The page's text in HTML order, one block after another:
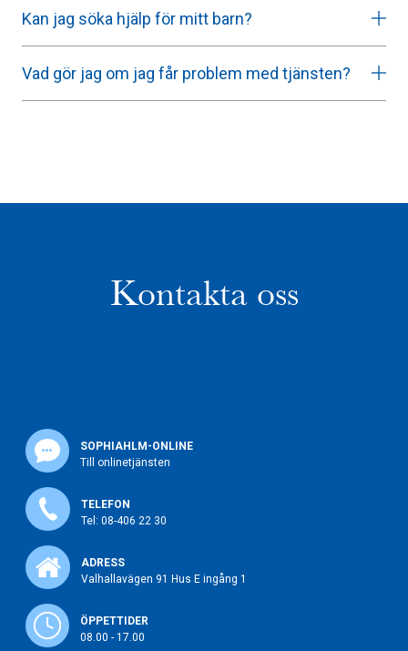
Kan jag söka hjälp för mitt barn?
Vad gör jag om jag får problem med tjänsten?
Kontakta oss
SOPHIAHLM-ONLINE
Till onlinetjänsten
TELEFON
Tel: 08-406 22 30
ADRESS
Valhallavägen 91 Hus E ingång 1
ÖPPETTIDER
08.00 - 17.00